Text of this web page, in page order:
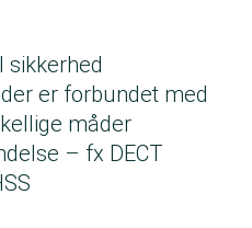
sikkerhed
er forbundet med
måder
– fx DECT